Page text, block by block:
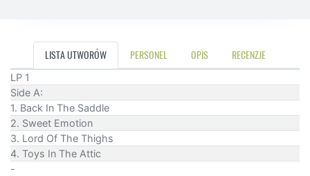
LISTA UTWORÓW PERSONEL OPIS RECENZJE
LP 1
Side A:
1. Back In The Saddle
2. Sweet Emotion
3. Lord Of The Thighs
4. Toys In The Attic
-